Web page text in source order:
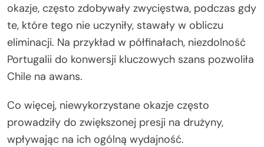
okazje, często zdobywały zwycięstwa, podczas gdy
te, które tego nie uczyniły, stawały w obliczu
eliminacji. Na przykład w półfinałach, niezdolność
Portugalii do konwersji kluczowych szans pozwoliła
Chile na awans.
Co więcej, niewykorzystane okazje często
prowadziły do zwiększonej presji na drużyny,
wpływając na ich ogólną wydajność.